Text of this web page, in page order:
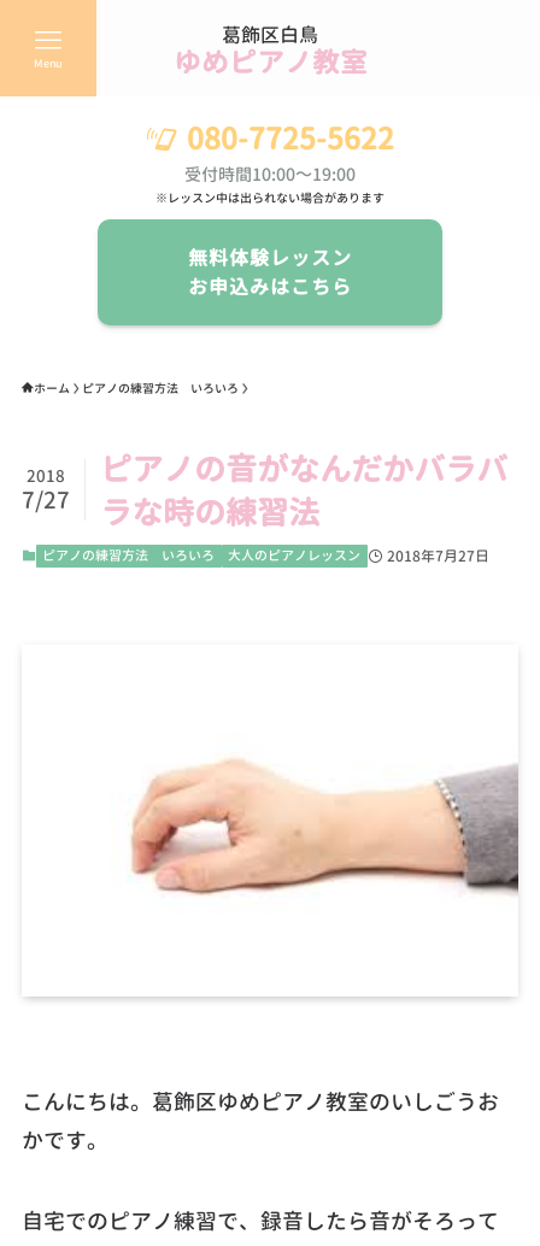
葛飾区白鳥
ゆめピアノ教室
Menu
080-7725-5622
受付時間10:00～19:00
※レッスン中は出られない場合があります
無料体験レッスン
お申込みはこちら
ホーム ピアノの練習方法 いろいろ
ピアノの音がなんだかバラバ
ラな時の練習法
2018
7/27
ピアノの練習方法 いろいろ 大人のピアノレッスン 2018年7月27日
こんにちは。葛飾区ゆめピアノ教室のいしごうお
かです。
自宅でのピアノ練習で、録音したら音がそろって